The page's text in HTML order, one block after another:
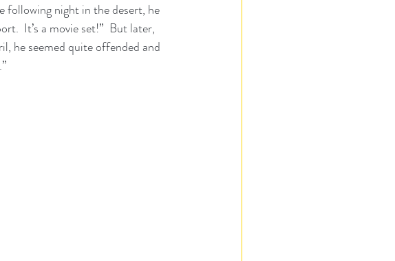
following night in the desert, he
It’s a movie set!”  But later,
he seemed quite offended and